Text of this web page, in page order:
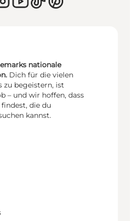
nationale
Dich für die vielen
zu begeistern, ist
– und wir hoffen, dass
die du
kannst.